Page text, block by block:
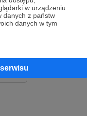
w urządzeniu
danych z państw
danych w tym